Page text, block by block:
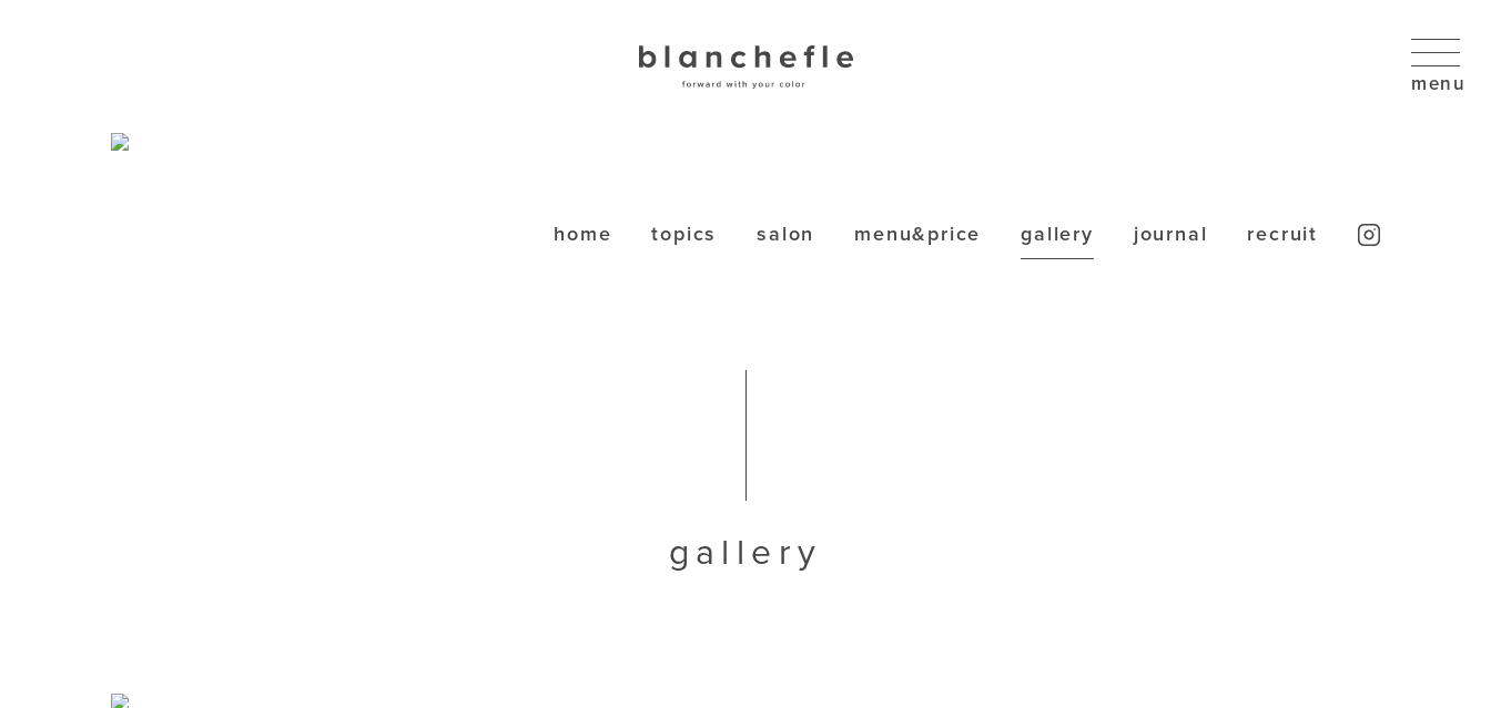
home topics salon menu&price gallery journal recruit
gallery